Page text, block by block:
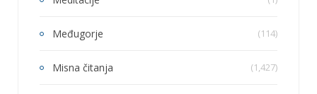
Međugorje (114)
Misna čitanja (1,427)